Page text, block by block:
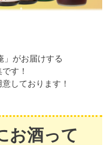
」がお届けする
す！
しております！
お酒って